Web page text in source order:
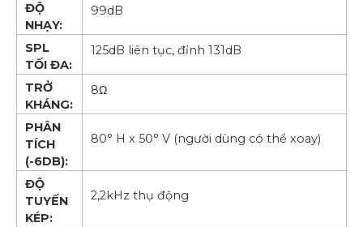
ĐỘ
NHẠY:
99dB
SPL
TỐI ĐA:
125dB liên tục, đỉnh 131dB
TRỞ
KHÁNG:
8Ω
PHÂN
TÍCH
(-6DB):
80° H x 50° V (người dùng có thể xoay)
ĐỘ
TUYẾN
KÉP:
2,2kHz thụ động